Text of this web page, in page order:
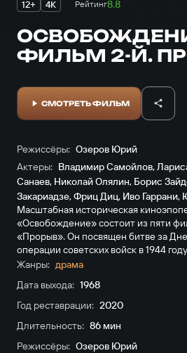
12+ 4K Рейтинг8.8
ФИЛЬМ 2-Й.
Режиссёры: Озеров Юрий
Актеры: Владимир Самойлов,
Санаев, Николай Олялин, Борис
Закариадзе,Фриц Диц, Иво Гаррани,
СМОТРЕТЬ ФИЛЬМ
Масштабная историческая
«Освобождение» состоит из пяти
«Прорыв». Он посвящен битве за
операции советских войск в 1944
Жанры: драма
Дата выхода: 1968
Год реставрации: 2020
Длительность: 86 мин
Режиссёры: Озеров Юрий